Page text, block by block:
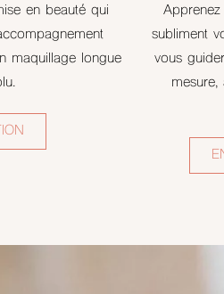
en beauté qui
maquillage longue
subliment
vous